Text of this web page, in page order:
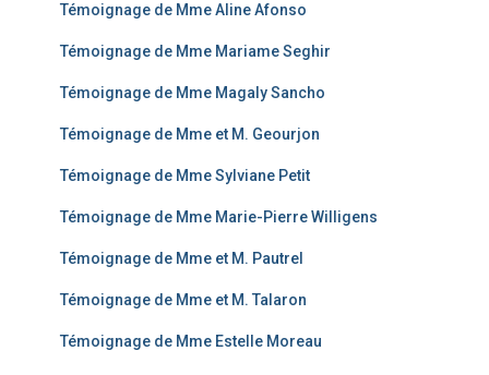
Témoignage de Mme Aline Afonso
Témoignage de Mme Mariame Seghir
Témoignage de Mme Magaly Sancho
Témoignage de Mme et M. Geourjon
Témoignage de Mme Sylviane Petit
Témoignage de Mme Marie-Pierre Willigens
Témoignage de Mme et M. Pautrel
Témoignage de Mme et M. Talaron
Témoignage de Mme Estelle Moreau